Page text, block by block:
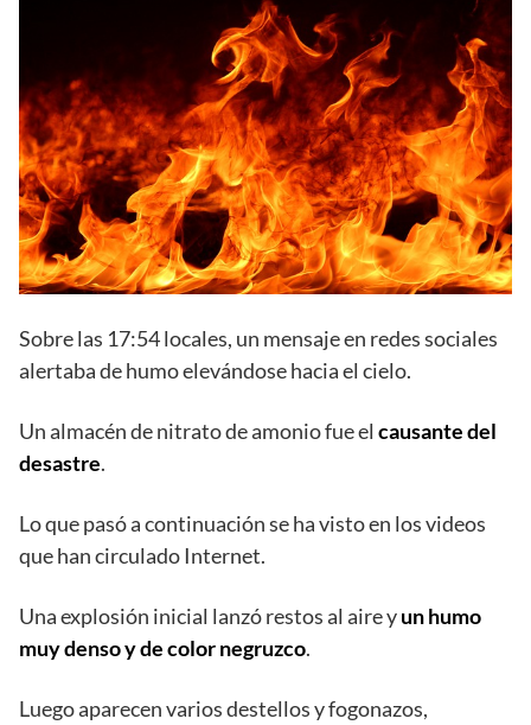
Sobre las 17:54 locales, un mensaje en redes sociales
alertaba de humo elevándose hacia el cielo.
Un almacén de nitrato de amonio fue el causante del
desastre.
Lo que pasó a continuación se ha visto en los videos
que han circulado Internet.
Una explosión inicial lanzó restos al aire yun humo
muy denso y de color negruzco.
Luego aparecen varios destellos y fogonazos,